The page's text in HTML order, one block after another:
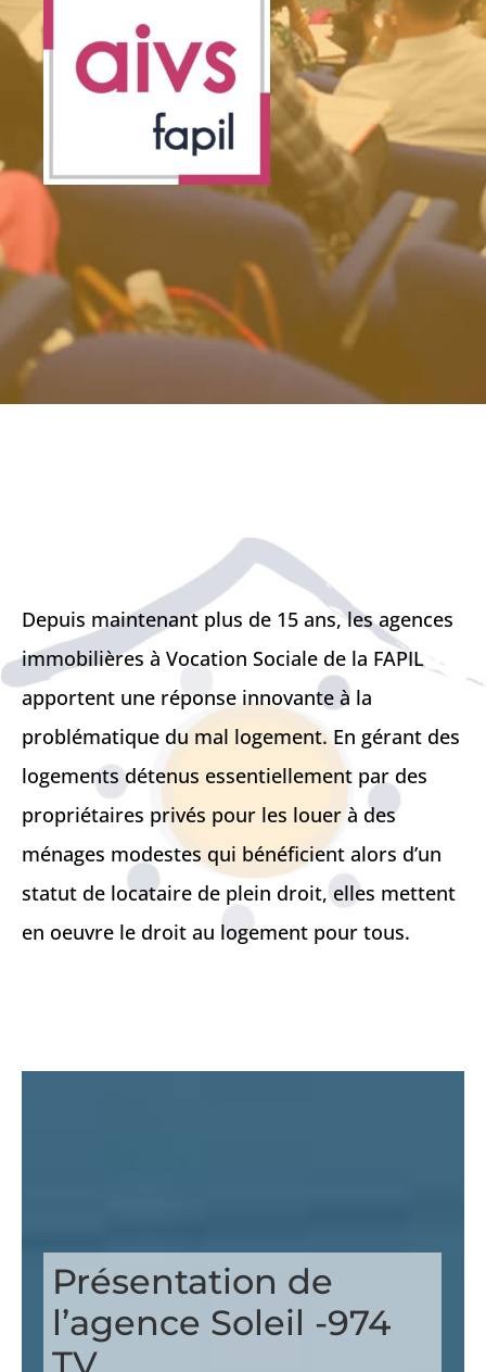
Depuis maintenant plus de 15 ans, les agences
immobilières à Vocation Sociale de la FAPIL
apportent une réponse innovante à la
problématique du mal logement. En gérant des
logements détenus essentiellement par des
propriétaires privés pour les louer à des
ménages modestes qui bénéficient alors d’un
statut de locataire de plein droit, elles mettent
en oeuvre le droit au logement pour tous.
Présentation de
l’agence Soleil -974